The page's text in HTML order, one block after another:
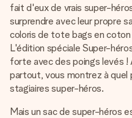
fait d'eux de vrais super-
surprendre avec leur propre
coloris de tote bags en
L'édition spéciale Super-
forte avec des poings levés
partout, vous montrez à
stagiaires super-héros.
Mais un sac de super-héros